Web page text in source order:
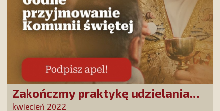
Zakończmy praktykę udzielania
Komunii św. na rękę. Pan Jezus jest
kwiecień 2022